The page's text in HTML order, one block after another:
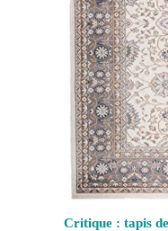
Critique : tapis